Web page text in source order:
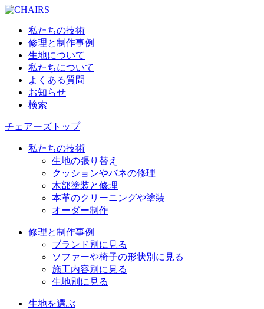
私たちの技術
修理と制作事例
生地について
私たちについて
よくある質問
お知らせ
検索
チェアーズトップ
私たちの技術
生地の張り替え
クッションやバネの修理
木部塗装と修理
本革のクリーニングや塗装
オーダー制作
修理と制作事例
ブランド別に見る
ソファーや椅子の形状別に見る
施工内容別に見る
生地別に見る
生地を選ぶ